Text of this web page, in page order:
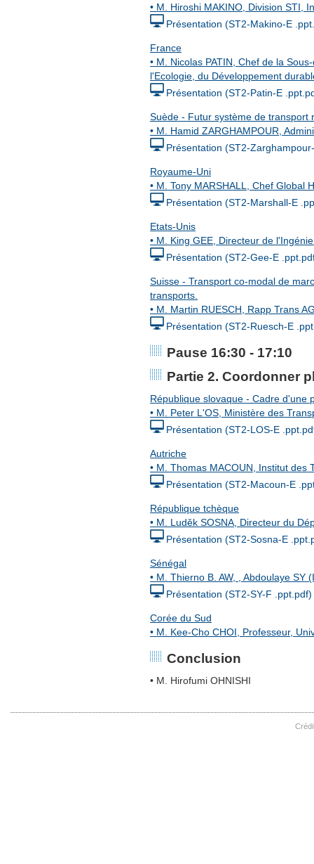
• M. Hiroshi MAKINO, Division STI,
Présentation (ST2-Makino-E
France
• M. Nicolas PATIN, Chef de la
l'Ecologie, du Développement
Présentation (ST2-Patin-E
Suède - Futur système de transport
• M. Hamid ZARGHAMPOUR,
Présentation (ST2-
Royaume-Uni
• M. Tony MARSHALL, Chef Global
Présentation (ST2-Marshall-E
Etats-Unis
• M. King GEE, Directeur de
Présentation (ST2-Gee-E
Suisse - Transport co-modal de
transports.
• M. Martin RUESCH, Rapp Trans
Présentation (ST2-Ruesch-E
Pause 16:30 - 17:10
Partie 2. Coordonner
République slovaque - Cadre d'une
• M. Peter L'OS, Ministère des
Présentation (ST2-LOS-E
Autriche
• M. Thomas MACOUN, Institut des
Présentation (ST2-Macoun-E
République tchèque
• M. Luděk SOSNA, Directeur du
Présentation (ST2-Sosna-E
Sénégal
• M. Thierno B. AW, , Abdoulaye
Présentation (ST2-SY-F .ppt.pdf)
Corée du Sud
• M. Kee-Cho CHOI, Professeur,
Conclusion
• M. Hirofumi OHNISHI